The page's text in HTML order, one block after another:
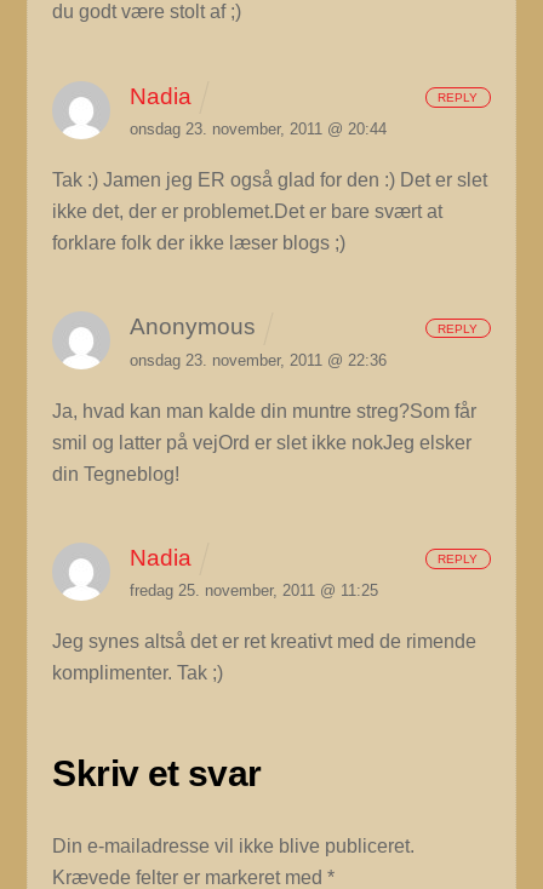
du godt være stolt af ;)
Nadia
onsdag 23. november, 2011 @ 20:44
Tak :) Jamen jeg ER også glad for den :) Det er slet
ikke det, der er problemet.Det er bare svært at
forklare folk der ikke læser blogs ;)
REPLY
Anonymous
onsdag 23. november, 2011 @ 22:36
Ja, hvad kan man kalde din muntre streg?Som får
smil og latter på vejOrd er slet ikke nokJeg elsker
din Tegneblog!
REPLY
Nadia
fredag 25. november, 2011 @ 11:25
Jeg synes altså det er ret kreativt med de rimende
komplimenter. Tak ;)
REPLY
Skriv et svar
Din e-mailadresse vil ikke blive publiceret.
Krævede felter er markeret med*